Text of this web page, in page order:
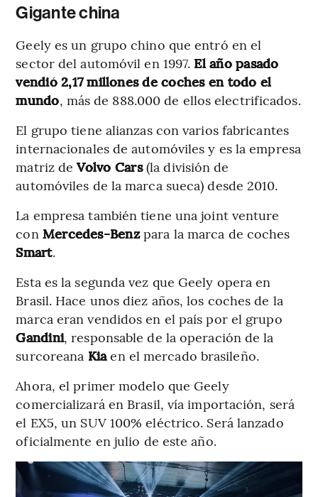
Gigante china
Geely es un grupo chino que entró en el
sector del automóvil en 1997. El año pasado
vendió 2,17 millones de coches en todo el
mundo, más de 888.000 de ellos electrificados.
El grupo tiene alianzas con varios fabricantes
internacionales de automóviles y es la empresa
matriz deVolvo Cars(la división de
automóviles de la marca sueca) desde 2010.
La empresa también tiene una joint venture
con Mercedes-Benzpara la marca de coches
Smart.
Esta es la segunda vez que Geely opera en
Brasil. Hace unos diez años, los coches de la
marca eran vendidos en el país por el grupo
Gandini, responsable de la operación de la
surcoreana Kiaen el mercado brasileño.
Ahora, el primer modelo que Geely
comercializará en Brasil, vía importación, será
el EX5, un SUV 100% eléctrico. Será lanzado
oficialmente en julio de este año.